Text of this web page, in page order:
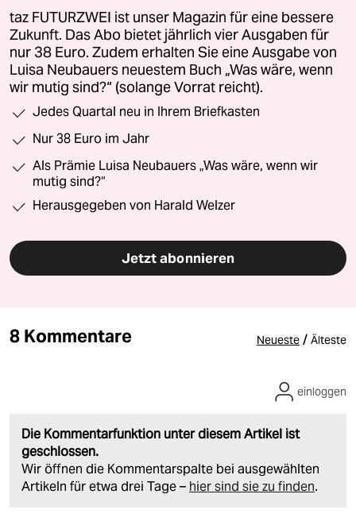
taz FUTURZWEI ist unser Magazin für eine bessere
Zukunft. Das Abo bietet jährlich vier Ausgaben für
nur 38 Euro. Zudem erhalten Sie eine Ausgabe von
Luisa Neubauers neuestem Buch „Was wäre, wenn
wir mutig sind?“ (solange Vorrat reicht).
Jedes Quartal neu in Ihrem Briefkasten
Nur 38 Euro im Jahr
Als Prämie Luisa Neubauers „Was wäre, wenn wir
mutig sind?“
Herausgegeben von Harald Welzer
Jetzt abonnieren
8 Kommentare Neueste / Älteste
Die Kommentarfunktion unter diesem Artikel ist
geschlossen.
Wir öffnen die Kommentarspalte bei ausgewählten
Artikeln für etwa drei Tage – hier sind sie zu finden.
einloggen